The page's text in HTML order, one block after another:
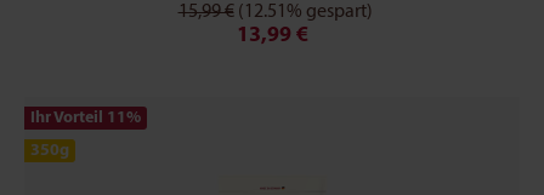
15,99 € (12.51% gespart)
13,99 €
Ihr Vorteil 11 %
350g